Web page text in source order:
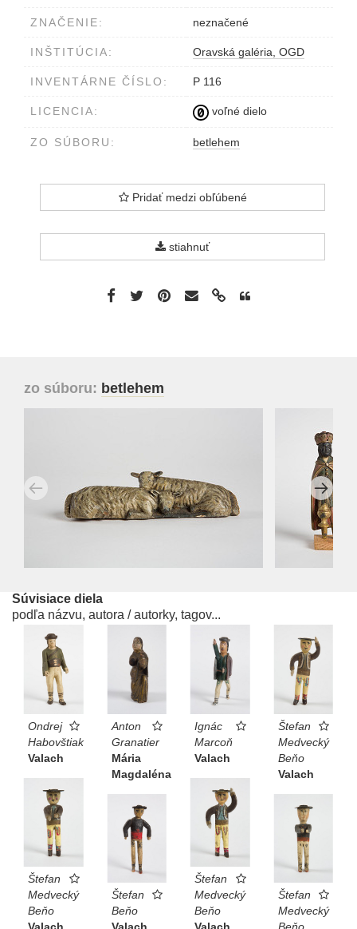
ZNAČENIE: neznačené
INŠTITÚCIA: Oravská galéria, OGD
INVENTÁRNE ČÍSLO: P 116
LICENCIA: voľné dielo
ZO SÚBORU: betlehem
Pridať medzi obľúbené
stiahnuť
zo súboru: betlehem
Súvisiace diela
podľa názvu, autora / autorky, tagov...
Ondrej
Habovštiak
Valach
Anton
Granatier
Mária
Magdaléna
Ignác
Marcoň
Valach
Štefan
Medvecký
Beňo
Valach
Štefan
Medvecký
Beňo
Štefan
Medvecký
Beňo
Štefan
Beňo
Štefan
Medvecký